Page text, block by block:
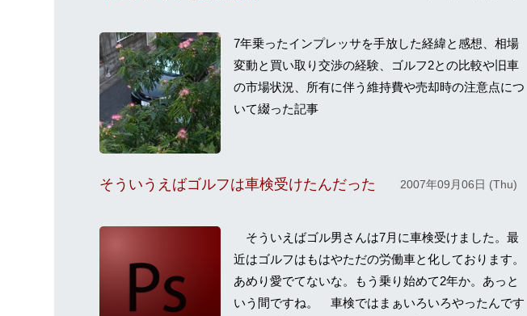
7年乗ったインプレッサを手放した経緯と感想、相場
変動と買い取り交渉の経験、ゴルフ2との比較や旧車
の市場状況、所有に伴う維持費や売却時の注意点につ
いて綴った記事
そういうえばゴルフは車検受けたんだった 2007年09月06日 (Thu)
そういえばゴル男さんは7月に車検受けました。最
近はゴルフはもはやただの労働車と化しております。
あめり愛でてないな。もう乗り始めて2年か。あっと
いう間ですね。 車検ではまぁいろいろやったんです